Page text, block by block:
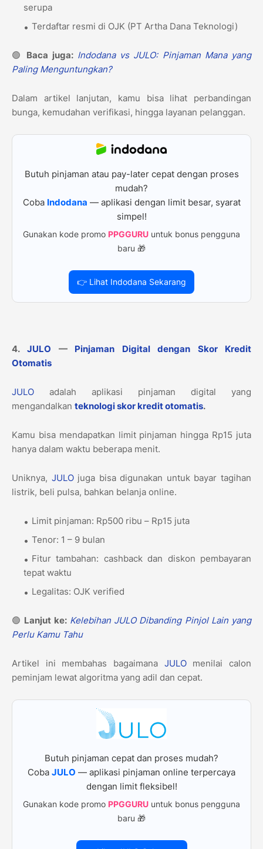
serupa
Terdaftar resmi di OJK (PT Artha Dana Teknologi)
🟢 Baca juga: Indodana vs JULO: Pinjaman Mana yang
Paling Menguntungkan?
Dalam artikel lanjutan, kamu bisa lihat perbandingan
bunga, kemudahan verifikasi, hingga layanan pelanggan.
Butuh pinjaman atau pay-later cepat dengan proses
mudah?
Coba Indodana — aplikasi dengan limit besar, syarat
simpel!
Gunakan kode promo PPGGURU untuk bonus pengguna
baru 🎁
👉 Lihat Indodana Sekarang
4.JULO — Pinjaman Digital dengan Skor Kredit
Otomatis
JULO adalah aplikasi pinjaman digital yang
mengandalkan teknologi skor kredit otomatis.
Kamu bisa mendapatkan limit pinjaman hingga Rp15 juta
hanya dalam waktu beberapa menit.
Uniknya, JULOjuga bisa digunakan untuk bayar tagihan
listrik, beli pulsa, bahkan belanja online.
Limit pinjaman: Rp500 ribu – Rp15 juta
Tenor: 1 – 9 bulan
Fitur tambahan: cashback dan diskon pembayaran
tepat waktu
Legalitas: OJK verified
🟢 Lanjut ke: Kelebihan JULO Dibanding Pinjol Lain yang
Perlu Kamu Tahu
Artikel ini membahas bagaimana JULOmenilai calon
peminjam lewat algoritma yang adil dan cepat.
Butuh pinjaman cepat dan proses mudah?
Coba JULO — aplikasi pinjaman online terpercaya
dengan limit fleksibel!
Gunakan kode promo PPGGURU untuk bonus pengguna
baru 🎁